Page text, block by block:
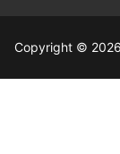
Copyright ©